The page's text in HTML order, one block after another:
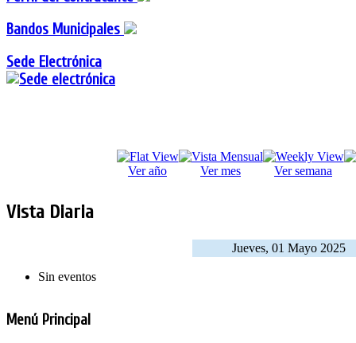
Bandos Municipales
Sede Electrónica
Ver año Ver mes Ver semana
Vista Diaria
Jueves, 01 Mayo 2025
Sin eventos
Menú Principal